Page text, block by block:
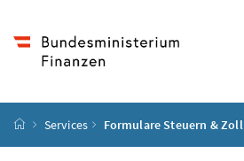
Startseite
Services Formulare Steuern & Zoll